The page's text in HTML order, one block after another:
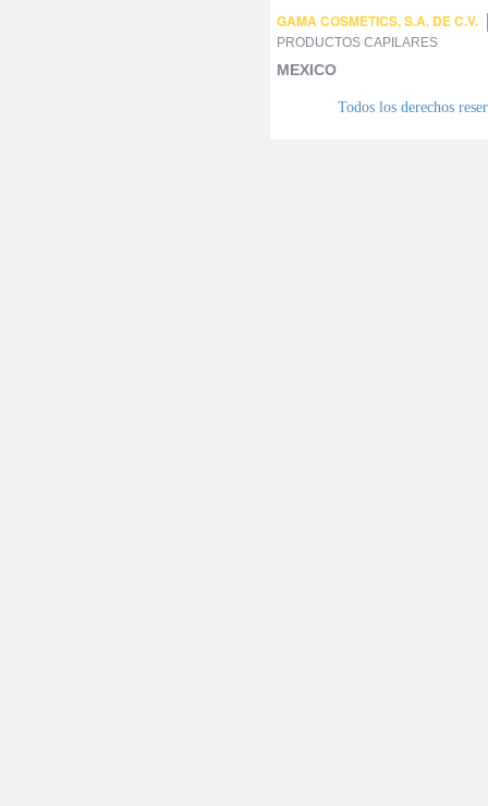
GAMA COSMETICS, S.A. DE C.V.
PRODUCTOS CAPILARES
MEXICO
Todos los derechos